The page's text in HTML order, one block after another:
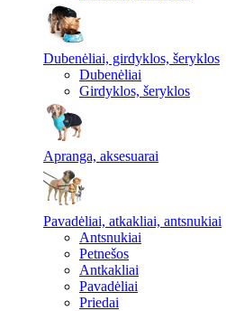
Dubenėliai, girdyklos, šeryklos
Dubenėliai
Girdyklos, šeryklos
Apranga, aksesuarai
Pavadėliai, atkakliai, antsnukiai
Antsnukiai
Petnešos
Antkakliai
Pavadėliai
Priedai